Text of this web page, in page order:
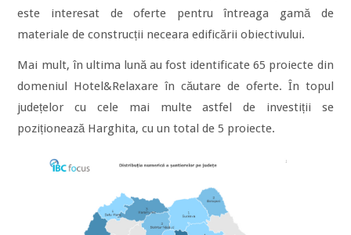
este interesat de oferte pentru întreaga gamă de
materiale de construcții neceara edificării obiectivului.
Mai mult, în ultima lună au fost identificate 65 proiecte din
domeniul Hotel&Relaxare în căutare de oferte. În topul
județelor cu cele mai multe astfel de investiții se
poziționează Harghita, cu un total de 5 proiecte.